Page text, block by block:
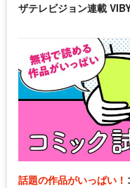
ザテレビジョン連載
話題の作品がいっぱい！